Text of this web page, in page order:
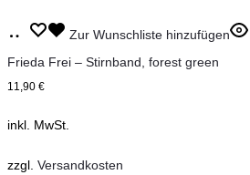
der
gewählt
Ausführung
wählen
Dieses
Varianten
auf.
Zur Wunschliste hinzufügen
Frieda Frei – Stirnband, forest green
11,90 €
inkl. MwSt.
zzgl. Versandkosten